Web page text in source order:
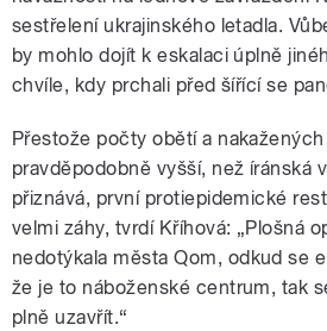
sestřelení ukrajinského letadla.
by mohlo dojít k eskalaci úplně
chvíle, kdy prchali před šířící se
Přestože počty obětí a
pravděpodobně vyšší, než íránská
přiznává, první protiepidemické
velmi záhy, tvrdí Kříhová: „Plošná
nedotýkala města Qom, odkud se
že je to náboženské centrum, tak
plně uzavřít.“